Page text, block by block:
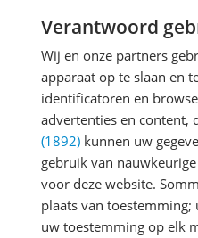
Garantie
Carry-in
5035048095768
Functies
kenmerken
Productinformatie
Verantwoord
Wij en onze partners
apparaat op te slaan en
identificatoren en
advertenties en content,
(1892) kunnen uw
gebruik van
voor deze website.
plaats van
uw toestemming op elk